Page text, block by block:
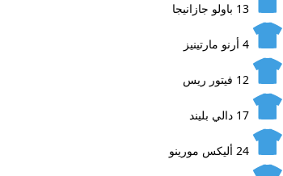
13 باولو جازانيجا
4 أرنو مارتينيز
12 فيتور ريس
17 دالي بليند
24 أليكس مورينو